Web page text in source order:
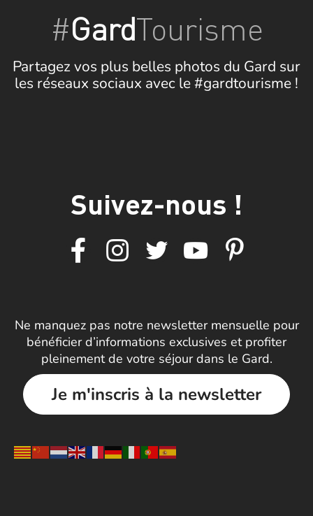
#GardTourisme
Partagez vos plus belles photos du Gard sur
les réseaux sociaux avec le #gardtourisme !
Suivez-nous !
Ne manquez pas notre newsletter mensuelle pour
bénéficier d’informations exclusives et profiter
pleinement de votre séjour dans le Gard.
Je m'inscris à la newsletter